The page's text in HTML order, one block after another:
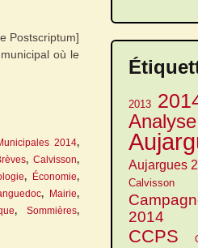
Postscriptum]
où le
2014,
,Calvisson,
, Économie,
, Mairie,
,Sommières,
2013
Analyse
Aujargues
Calvisson
2014
CCPS